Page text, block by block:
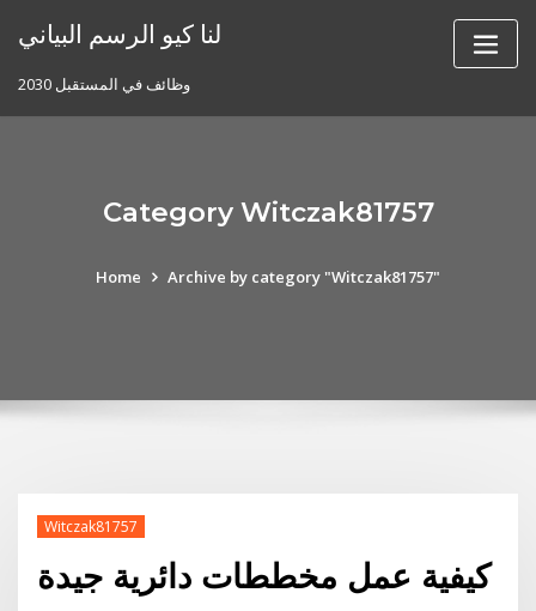
لنا كيو الرسم البياني
وظائف في المستقبل 2030
Category Witczak81757
Home Archive by category "Witczak81757"
Witczak81757
كيفية عمل مخططات دائرية جيدة